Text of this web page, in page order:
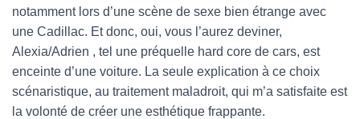
notamment lors d’une scène de sexe bien étrange avec
une Cadillac. Et donc, oui, vous l’aurez deviner,
Alexia/Adrien , tel une préquelle hard core de cars, est
enceinte d’une voiture. La seule explication à ce choix
scénaristique, au traitement maladroit, qui m’a satisfaite est
la volonté de créer une esthétique frappante.